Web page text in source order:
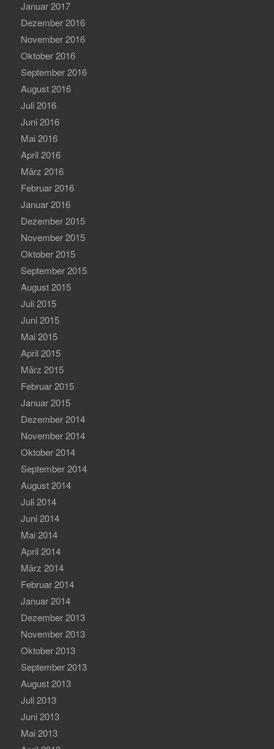
Januar 2017
Dezember 2016
November 2016
Oktober 2016
September 2016
August 2016
Juli 2016
Juni 2016
Mai 2016
April 2016
März 2016
Februar 2016
Januar 2016
Dezember 2015
November 2015
Oktober 2015
September 2015
August 2015
Juli 2015
Juni 2015
Mai 2015
April 2015
März 2015
Februar 2015
Januar 2015
Dezember 2014
November 2014
Oktober 2014
September 2014
August 2014
Juli 2014
Juni 2014
Mai 2014
April 2014
März 2014
Februar 2014
Januar 2014
Dezember 2013
November 2013
Oktober 2013
September 2013
August 2013
Juli 2013
Juni 2013
Mai 2013